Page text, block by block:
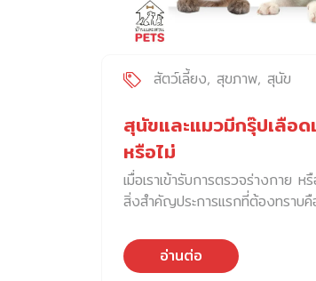
สัตว์เลี้ยง สุขภาพ สุนัข
สุนัขและแมวมีกรุ๊ปเลือด
หรือไม่
เมื่อเราเข้ารับการตรวจร่างกาย ห
สิ่งสำคัญประการแรกที่ต้องทราบคื
อ่านต่อ